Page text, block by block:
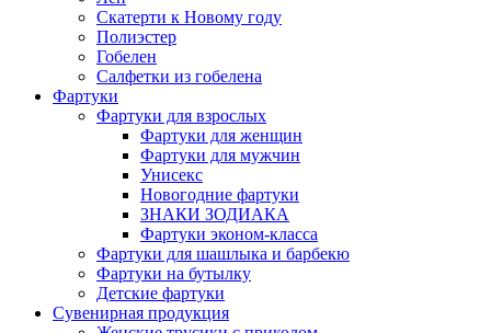
Скатерти к Новому году
Полиэстер
Гобелен
Салфетки из гобелена
Фартуки
Фартуки для взрослых
Фартуки для женщин
Фартуки для мужчин
Унисекс
Новогодние фартуки
ЗНАКИ ЗОДИАКА
Фартуки эконом-класса
Фартуки для шашлыка и барбекю
Фартуки на бутылку
Детские фартуки
Сувенирная продукция